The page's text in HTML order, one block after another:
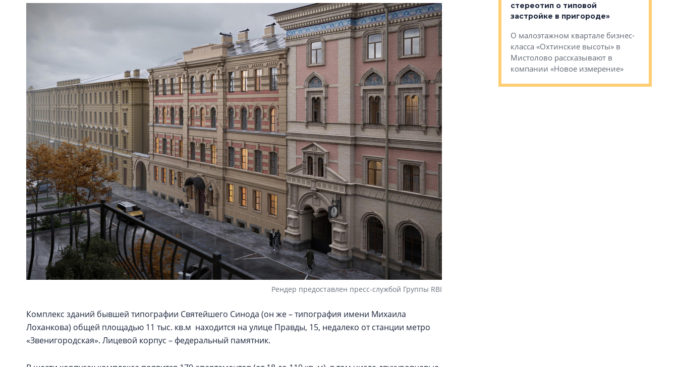
Рендер предоставлен пресс-службой Группы RBI
Комплекс зданий бывшей типографии Святейшего Синода (он же – типография имени Михаила
Лоханкова) общей площадью 11 тыс. кв.м находится на улице Правды, 15, недалеко от станции метро
«Звенигородская». Лицевой корпус – федеральный памятник.
О потенциале «серого пояса»,
технологиях и корпоративной
культуре рассказывает
гендиректор STAVNI Александр
Свинолобов
стереотип о типовой
застройке в пригороде»
О малоэтажном квартале бизнес-
класса «Охтинские высоты» в
Мистолово рассказывают в
компании «Новое измерение»